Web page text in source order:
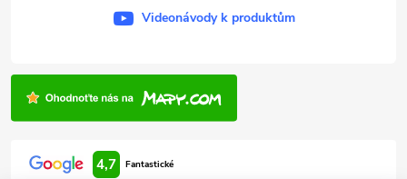
Videonávody k produktům
4,7 Fantastické